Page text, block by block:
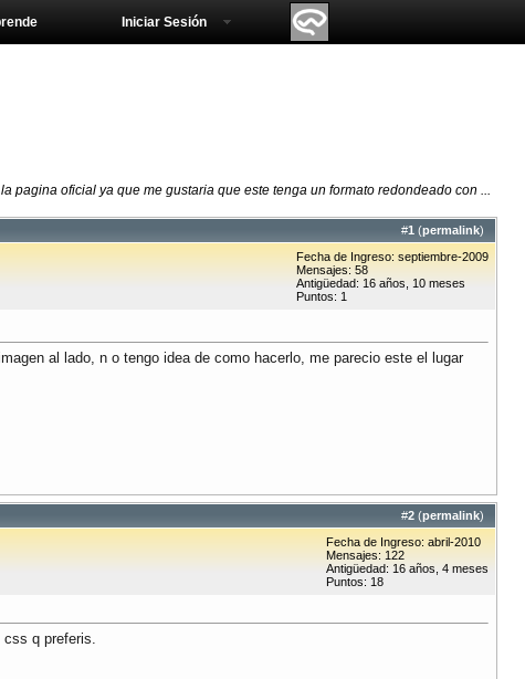
Iniciar Sesión
pagina oficial ya que me gustaria que este tenga un formato redondeado con ...
#1 (permalink)
Fecha de Ingreso: septiembre-2009
Mensajes: 58
Antigüedad: 16 años, 10 meses
Puntos: 1
al lado, n o tengo idea de como hacerlo, me parecio este el lugar
#2 (permalink)
Fecha de Ingreso: abril-2010
Mensajes: 122
Antigüedad: 16 años, 4 meses
Puntos: 18
css q preferis.